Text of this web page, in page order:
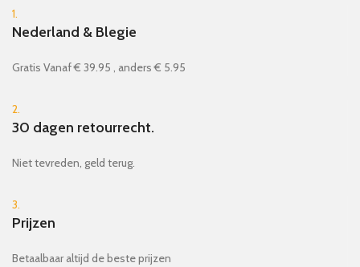
1.
Nederland & Blegie
Gratis Vanaf € 39.95 , anders € 5.95
2.
30 dagen retourrecht.
Niet tevreden, geld terug.
3.
Prijzen
Betaalbaar altijd de beste prijzen